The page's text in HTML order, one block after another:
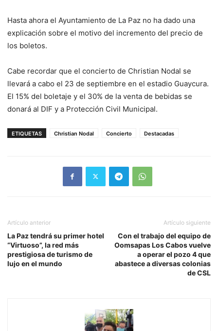
Hasta ahora el Ayuntamiento de La Paz no ha dado una
explicación sobre el motivo del incremento del precio de
los boletos.
Cabe recordar que el concierto de Christian Nodal se
llevará a cabo el 23 de septiembre en el estadio Guaycura.
El 15% del boletaje y el 30% de la venta de bebidas se
donará al DIF y a Protección Civil Municipal.
ETIQUETAS Christian Nodal Concierto Destacadas
Artículo anterior
La Paz tendrá su primer hotel
“Virtuoso”, la red más
prestigiosa de turismo de
lujo en el mundo
Artículo siguiente
Con el trabajo del equipo de
Oomsapas Los Cabos vuelve
a operar el pozo 4 que
abastece a diversas colonias
de CSL